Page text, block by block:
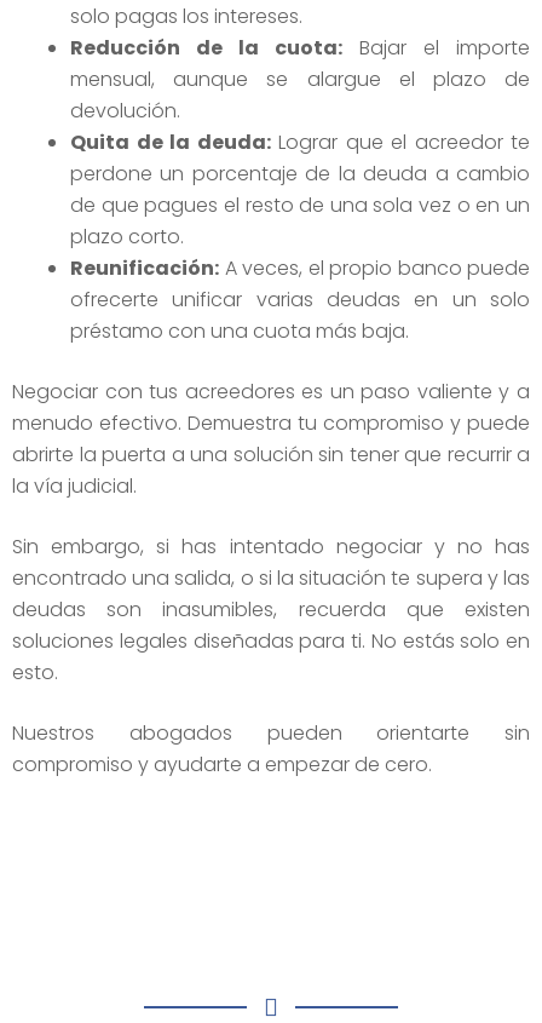
solo pagas los intereses.
Reducción de la cuota: Bajar el importe
mensual, aunque se alargue el plazo de
devolución.
Quita de la deuda:Lograr que el acreedor te
perdone un porcentaje de la deuda a cambio
de que pagues el resto de una sola vez o en un
plazo corto.
Reunificación: A veces, el propio banco puede
ofrecerte unificar varias deudas en un solo
préstamo con una cuota más baja.
Negociar con tus acreedores es un paso valiente y a
menudo efectivo. Demuestra tu compromiso y puede
abrirte la puerta a una solución sin tener que recurrir a
la vía judicial.
Sin embargo, si has intentado negociar y no has
encontrado una salida, o si la situación te supera y las
deudas son inasumibles, recuerda que existen
soluciones legales diseñadas para ti. No estás solo en
esto.
Nuestros abogados pueden orientarte sin
compromiso y ayudarte a empezar de cero.